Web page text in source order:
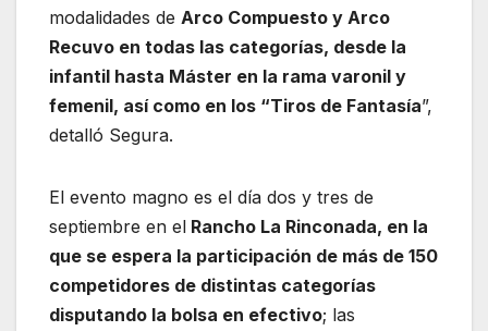
modalidades de Arco Compuesto y Arco
Recuvo en todas las categorías, desde la
infantil hasta Máster en la rama varonil y
femenil, así como en los “Tiros de Fantasía”,
detalló Segura.
El evento magno es el día dos y tres de
septiembre en el Rancho La Rinconada, en la
que se espera la participación de más de 150
competidores de distintas categorías
disputando la bolsa en efectivo; las